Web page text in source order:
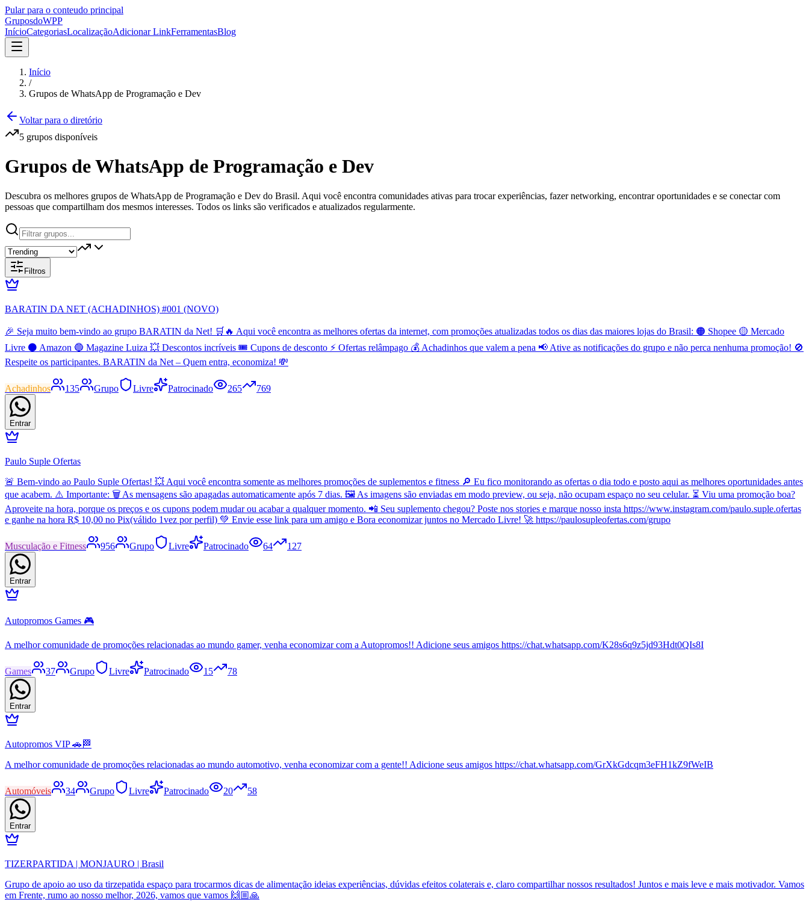
Pular para o conteudo principal
GruposdoWPP
InícioCategoriasLocalizaçãoAdicionar LinkFerramentasBlog
Início
/
Grupos de WhatsApp de Programação e Dev
Voltar para o diretório
5 grupos disponíveis
Grupos de WhatsApp de Programação e Dev
Descubra os melhores grupos de WhatsApp de Programação e Dev do Brasil. Aqui você encontra comunidades ativas para trocar experiências, fazer networking, encontrar oportunidades e se conectar com
pessoas que compartilham dos mesmos interesses. Todos os links são verificados e atualizados regularmente.
Filtros
BARATIN DA NET (ACHADINHOS) #001 (NOVO)
🎉 Seja muito bem-vindo ao grupo BARATIN da Net! 🛒🔥 Aqui você encontra as melhores ofertas da internet, com promoções atualizadas todos os dias das maiores lojas do Brasil: 🟠 Shopee 🟡 Mercado
Livre ⚫ Amazon 🔵 Magazine Luiza 💥 Descontos incríveis 🎟️ Cupons de desconto ⚡ Ofertas relâmpago 💰 Achadinhos que valem a pena 📢 Ative as notificações do grupo e não perca nenhuma promoção! 🚫
Respeite os participantes. BARATIN da Net – Quem entra, economiza! 💸
Achadinhos 135 Grupo Livre Patrocinado 265 769
Entrar
Paulo Suple Ofertas
🚨 Bem-vindo ao Paulo Suple Ofertas! 💥 Aqui você encontra somente as melhores promoções de suplementos e fitness 🔎 Eu fico monitorando as ofertas o dia todo e posto aqui as melhores oportunidades antes
que acabem. ⚠️ Importante: 🗑️ As mensagens são apagadas automaticamente após 7 dias. 🖼️ As imagens são enviadas em modo preview, ou seja, não ocupam espaço no seu celular. ⏳ Viu uma promoção boa?
Aproveite na hora, porque os preços e os cupons podem mudar ou acabar a qualquer momento. 📲 Seu suplemento chegou? Poste nos stories e marque nosso insta https://www.instagram.com/paulo.suple.ofertas
e ganhe na hora R$ 10,00 no Pix(válido 1vez por perfil) 💚 Envie esse link para um amigo e Bora economizar juntos no Mercado Livre! 🚀 https://paulosupleofertas.com/grupo
Musculação e Fitness 956 Grupo Livre Patrocinado 64 127
Entrar
Autopromos Games 🎮
A melhor comunidade de promoções relacionadas ao mundo gamer, venha economizar com a Autopromos!! Adicione seus amigos https://chat.whatsapp.com/K28s6q9z5jd93Hdt0QIs8I
Games 37 Grupo Livre Patrocinado 15 78
Entrar
Autopromos VIP 🚗🏁
A melhor comunidade de promoções relacionadas ao mundo automotivo, venha economizar com a gente!! Adicione seus amigos https://chat.whatsapp.com/GrXkGdcqm3eFH1kZ9fWeIB
Automóveis 34 Grupo Livre Patrocinado 20 58
Entrar
TIZERPARTIDA | MONJAURO | Brasil
Grupo de apoio ao uso da tirzepatida espaço para trocarmos dicas de alimentação ideias experiências, dúvidas efeitos colaterais e, claro compartilhar nossos resultados! Juntos e mais leve e mais motivador. Vamos
em Frente, rumo ao nosso melhor, 2026, vamos que vamos 🙌🏼🙏